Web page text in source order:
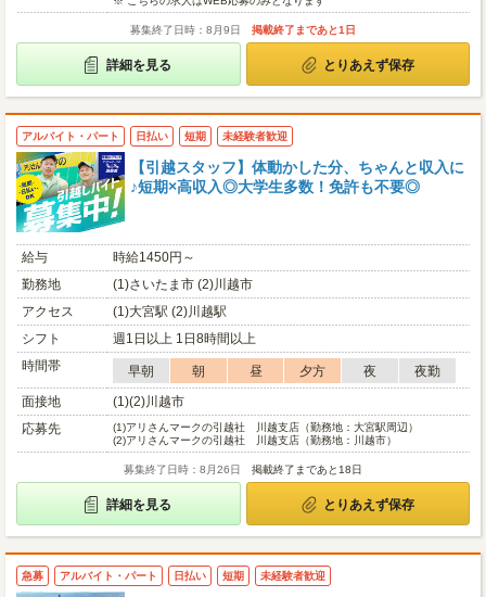
募集終了日時：8月9日 掲載終了まであと1日
詳細を見る とりあえず保存
アルバイト・パート 日払い 短期 未経験者歓迎
【引越スタッフ】体動かした分、ちゃんと収入に
♪短期×高収入◎大学生多数！免許も不要◎
給与
時給1450円～
勤務地
(1)さいたま市 (2)川越市
アクセス
(1)大宮駅 (2)川越駅
シフト
週1日以上 1日8時間以上
時間帯
早朝 朝 昼 夕方 夜
夜勤
面接地
(1)(2)川越市
応募先
(1)アリさんマークの引越社 川越支店（勤務地：大宮駅周辺）
(2)アリさんマークの引越社 川越支店（勤務地：川越市）
募集終了日時：8月26日 掲載終了まであと18日
詳細を見る とりあえず保存
急募 アルバイト・パート 日払い 短期 未経験者歓迎